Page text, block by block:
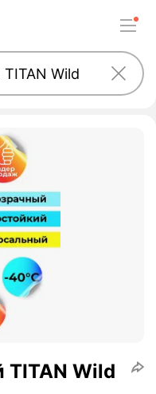
TITAN Wild